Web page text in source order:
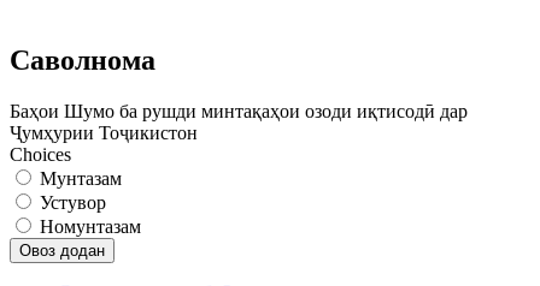
Саволнома
Баҳои Шумо ба рушди минтақаҳои озоди иқтисодӣ дар
Ҷумҳурии Тоҷикистон
Choices
Мунтазам
Устувор
Номунтазам